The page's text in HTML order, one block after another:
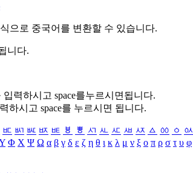
으로 중국어를 변환할 수 있습니다.
니다.
입력하시고 space를누르시면됩니다.
하시고 space를 누르시면 됩니다.
ㅳ ㅴ ㅵ ㅶ ㅷ ㅸ ㅹ ㅺ ㅻ ㅼ ㅽ ㅾ ㅿ ㆀ ㆁ ㆂ
Φ Χ Ψ Ω α β γ δ ε ζ η θ ι κ λ μ ν ξ ο π ρ σ τ υ φ